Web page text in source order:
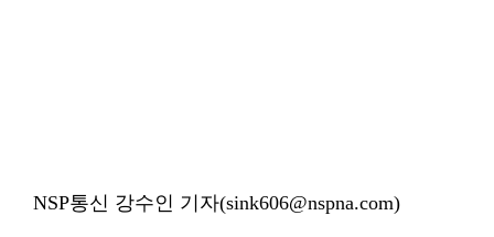
NSP통신 강수인 기자(sink606@nspna.com)